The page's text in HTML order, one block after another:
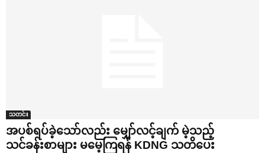
သတင်း
အပစ်ရပ်ခဲ့‌သော်လည်း ‌မျှော်လင့်ချက် မဲ့သည့်
သင်ခန်းစာများ မ‌မေ့ကြရန် KDNG သတိ‌ပေး